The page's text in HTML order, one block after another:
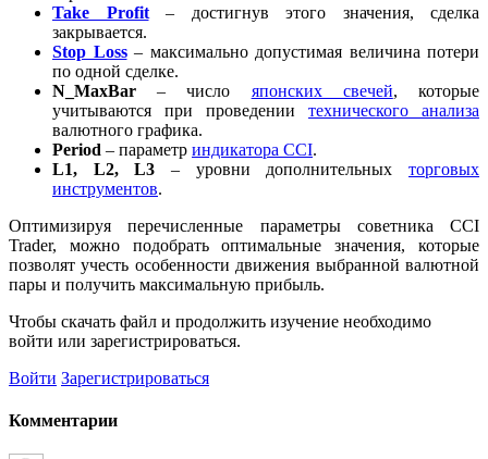
Take Profit– достигнув этого значения, сделка
закрывается.
Stop Loss– максимально допустимая величина потери
по одной сделке.
N_MaxBar – число японских свечей, которые
учитываются при проведении технического анализа
валютного графика.
Period – параметр индикатора CCI.
L1, L2, L3 – уровни дополнительныхторговых
инструментов.
Оптимизируя перечисленные параметры советника CCI
Trader, можно подобрать оптимальные значения, которые
позволят учесть особенности движения выбранной валютной
пары и получить максимальную прибыль.
Чтобы скачать файл и продолжить изучение необходимо
войти или зарегистрироваться.
Войти Зарегистрироваться
Комментарии